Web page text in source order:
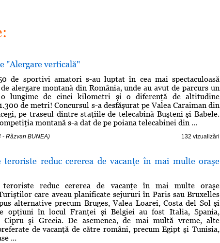
"Alergare verticală"
de sportivi amatori s-au luptat în cea mai spectaculoasă
alergare montană din România, unde au avut de parcurs un
lungime de cinci kilometri şi o diferenţă de altitudine
de metri! Concursul s-a desfăşurat pe Valea Caraiman din
pe traseul dintre staţiile de telecabină Buşteni şi Babele.
montană s-a dat de pe poiana telecabinei din ...
- Răzvan BUNEA) 132 vizualizări
teroriste reduc cererea de vacanţe în mai multe oraşe
teroriste reduc cererea de vacanţe în mai multe oraşe
care aveau planificate sejururi în Paris sau Bruxelles
alternative precum Bruges, Valea Loarei, Costa del Sol şi
opţiuni în locul Franţei şi Belgiei au fost Italia, Spania,
Cipru şi Grecia. De asemenea, de mai multă vreme, alte
de vacanţă de către români, precum Egipt şi Tunisia,
...